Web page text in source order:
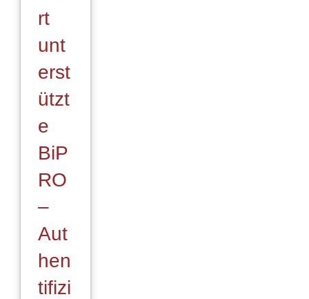
rt
unt
erst
ützt
e
BiP
RO
–
Aut
hen
tifizi